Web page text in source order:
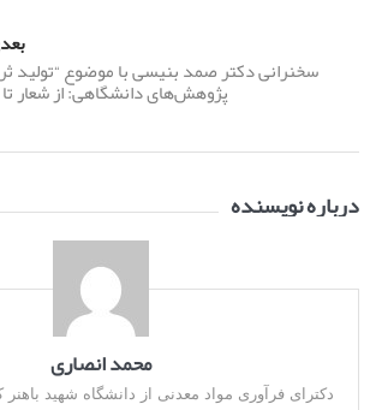
سخنرانی دکتر صمد بنیسی با موضوع “تولید
پژوهش‌های دانشگاهی: از شعار
درباره نویسنده
محمد انصاری